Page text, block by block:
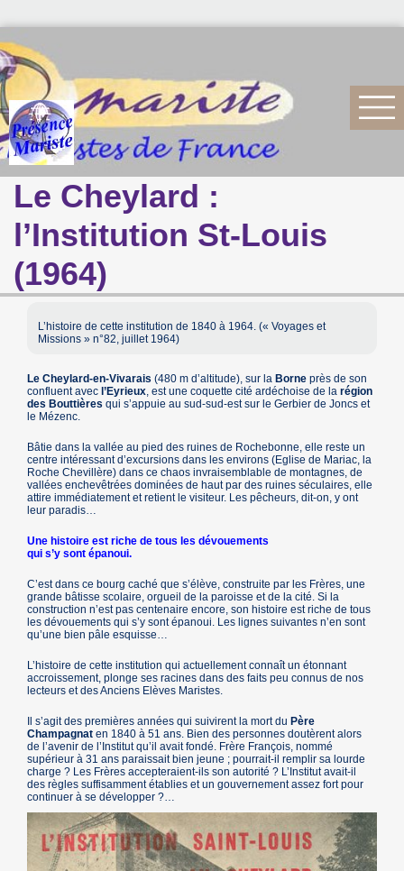
Le Cheylard :
l’Institution St-Louis
(1964)
L’histoire de cette institution de 1840 à 1964. (« Voyages et
Missions » n°82, juillet 1964)
Le Cheylard-en-Vivarais (480 m d’altitude), sur la Borne près de son
confluent avec l’Eyrieux, est une coquette cité ardéchoise de larégion
des Bouttières qui s’appuie au sud-sud-est sur le Gerbier de Joncs et
le Mézenc.
Bâtie dans la vallée au pied des ruines de Rochebonne, elle reste un
centre intéressant d’excursions dans les environs (Eglise de Mariac, la
Roche Chevillère) dans ce chaos invraisemblable de montagnes, de
vallées enchevêtrées dominées de haut par des ruines séculaires, elle
attire immédiatement et retient le visiteur. Les pêcheurs, dit-on, y ont
leur paradis…
Une histoire est riche de tous les dévouements
qui s’y sont épanoui.
C’est dans ce bourg caché que s’élève, construite par les Frères, une
grande bâtisse scolaire, orgueil de la paroisse et de la cité. Si la
construction n’est pas centenaire encore, son histoire est riche de tous
les dévouements qui s’y sont épanoui. Les lignes suivantes n’en sont
qu’une bien pâle esquisse…
L’histoire de cette institution qui actuellement connaît un étonnant
accroissement, plonge ses racines dans des faits peu connus de nos
lecteurs et des Anciens Elèves Maristes.
Il s’agit des premières années qui suivirent la mort du Père
Champagnat en 1840 à 51 ans. Bien des personnes doutèrent alors
de l’avenir de l’Institut qu’il avait fondé. Frère François, nommé
supérieur à 31 ans paraissait bien jeune ; pourrait-il remplir sa lourde
charge ? Les Frères accepteraient-ils son autorité ? L’Institut avait-il
des règles suffisamment établies et un gouvernement assez fort pour
continuer à se développer ?…